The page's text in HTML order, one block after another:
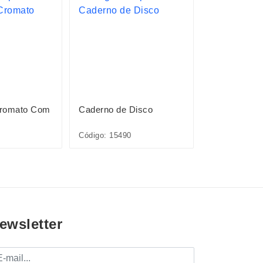
Com Caderno de Disco
Código: 15490